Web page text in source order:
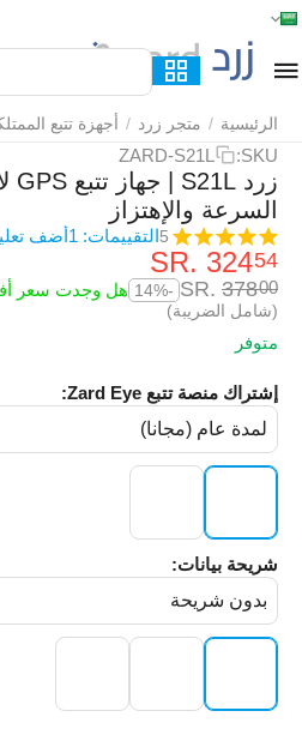
الرئيسية / متجر زرد / أجهزة تتبع الممتلكات
SKU:
ZARD-S21L
السرعة والإهتزاز
5التقييمات: 1 أضف تعليق
SR.‎324
SR.‎378
-14% هل وجدت سعر
(شامل الضريبة)
متوفر
إشتراك منصة تتبع Zard Eye:
شريحة بيانات:
الرئيسية القائمة بحث